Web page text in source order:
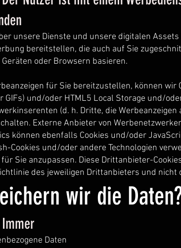
unsere Dienste und unsere digitalen
bereitstellen, die auch auf Sie
oder Browsern basieren.
für Sie bereitzustellen, können
GIFs) und/oder HTML5 Local Storage und/
(d. h. Dritte, die
Externe Anbieter von
können ebenfalls Cookies und/oder
Cookies und/oder andere Technologien
Sie anzupassen. Diese Drittanbieter-
des jeweiligen Drittanbieters und nicht
wir die
Daten